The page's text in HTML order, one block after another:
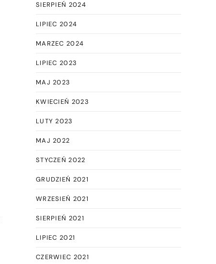
SIERPIEŃ 2024
LIPIEC 2024
MARZEC 2024
LIPIEC 2023
MAJ 2023
KWIECIEŃ 2023
LUTY 2023
MAJ 2022
STYCZEŃ 2022
GRUDZIEŃ 2021
WRZESIEŃ 2021
SIERPIEŃ 2021
LIPIEC 2021
CZERWIEC 2021